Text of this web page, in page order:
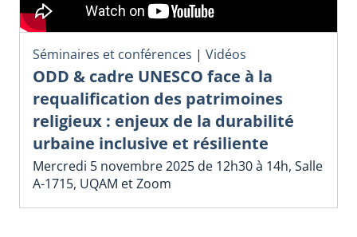
Séminaires et conférences | Vidéos
ODD & cadre UNESCO face à la
requalification des patrimoines
religieux : enjeux de la durabilité
urbaine inclusive et résiliente
Mercredi 5 novembre 2025 de 12h30 à 14h, Salle
A-1715, UQAM et Zoom